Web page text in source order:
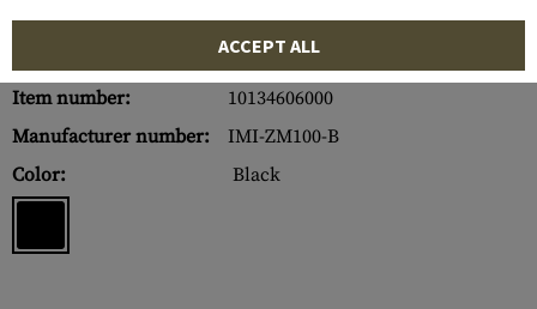
Item number:
10134606000
Manufacturer number:
IMI-ZM100-B
Color:
Black
ACCEPT ALL